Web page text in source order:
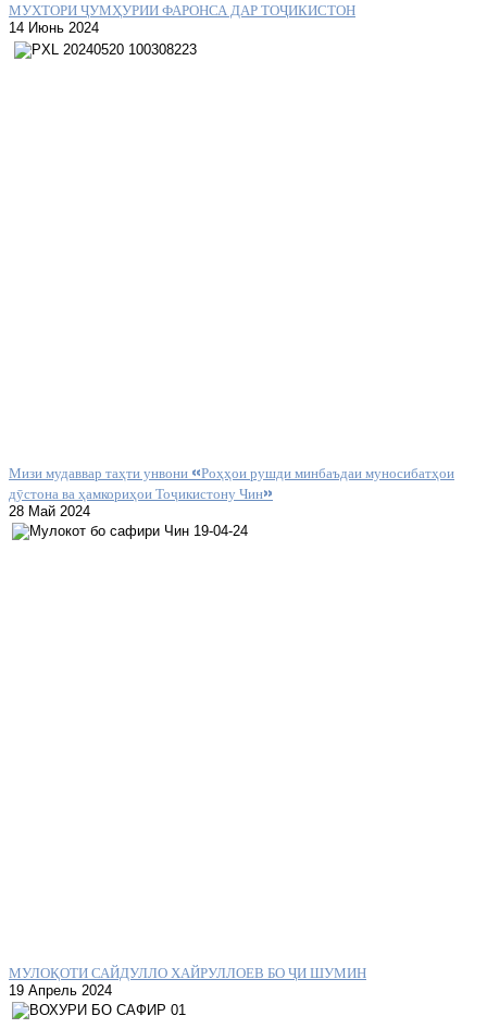
МУХТОРИ ҶУМҲУРИИ ФАРОНСА ДАР ТОҶИКИСТОН
14 Июнь 2024
Мизи мудаввар таҳти унвони «Роҳҳои рушди минбаъдаи муносибатҳои
дӯстона ва ҳамкориҳои Тоҷикистону Чин»
28 Май 2024
МУЛОҚОТИ САЙДУЛЛО ХАЙРУЛЛОЕВ БО ҶИ ШУМИН
19 Апрель 2024